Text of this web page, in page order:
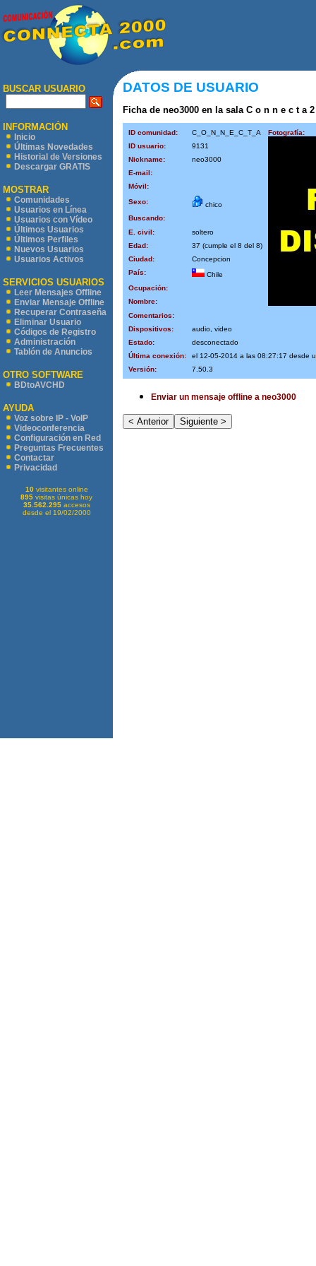
BUSCAR USUARIO
INFORMACIÓN
Inicio
Últimas Novedades
Historial de Versiones
Descargar GRATIS
MOSTRAR
Comunidades
Usuarios en Línea
Usuarios con Vídeo
Últimos Usuarios
Últimos Perfiles
Nuevos Usuarios
Usuarios Activos
SERVICIOS USUARIOS
Leer Mensajes Offline
Enviar Mensaje Offline
Recuperar Contraseña
Eliminar Usuario
Códigos de Registro
Administración
Tablón de Anuncios
OTRO SOFTWARE
BDtoAVCHD
AYUDA
Voz sobre IP - VoIP
Videoconferencia
Configuración en Red
Preguntas Frecuentes
Contactar
Privacidad
10visitantes online
895 visitas únicas hoy
35.562.295accesos
desde el 19/02/2000
DATOS DE USUARIO
Ficha de neo3000 en la sala C o n n e c t a
ID comunidad: C_O_N_N_E_C_T_A
Fotografía:
ID usuario:
9131
Nickname:
neo3000
E-mail:
Móvil:
Sexo:
chico
Buscando:
E. civil:
soltero
Edad:
37 (cumple el 8 del 8)
Ciudad:
Concepcion
País:
Chile
Ocupación:
Nombre:
Comentarios:
Dispositivos:
audio, video
Estado:
desconectado
Última conexión:
el 12-05-2014 a las 08:27:17 desde
Versión:
7.50.3
Enviar un mensaje offline a neo3000